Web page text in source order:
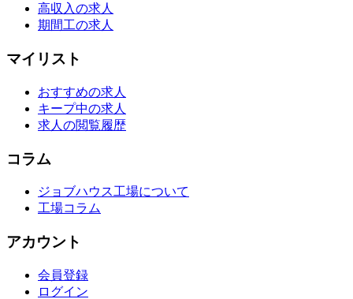
高収入の求人
期間工の求人
マイリスト
おすすめの求人
キープ中の求人
求人の閲覧履歴
コラム
ジョブハウス工場について
工場コラム
アカウント
会員登録
ログイン